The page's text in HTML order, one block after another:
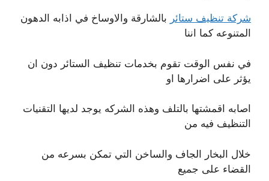
شركة تنظيف ستائر بالشارقة والاوساخ في اذابه الدهون
المتنوعه كما اننا
في نفس الوقت تقوم بخدمات تنظيف الستائر دون ان
يؤثر على اضرارها او
اصابه اقمشتها بالتلف وهذه الشركه يوجد لديها التقنيات
التنظيف فيه من
خلال البخار الجاف والساخن التي تمكن بسرعه من
القضاء على جميع